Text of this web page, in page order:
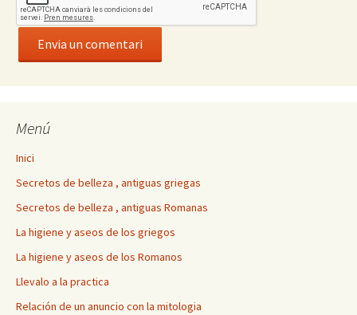
Menú
Inici
Secretos de belleza , antiguas griegas
Secretos de belleza , antiguas Romanas
La higiene y aseos de los griegos
La higiene y aseos de los Romanos
Llevalo a la practica
Relación de un anuncio con la mitologia